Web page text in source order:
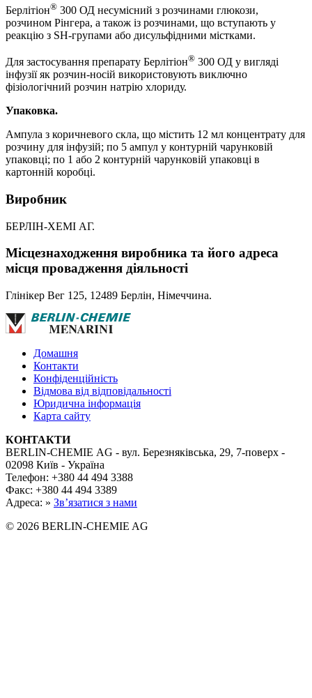
Берлітіон® 300 ОД несумісний з розчинами глюкози,
розчином Рінгера, а також із розчинами, що вступають у
реакцію з SH-групами або дисульфідними містками.
Для застосування препарату Берлітіон® 300 ОД у вигляді
інфузії як розчин-носій використовують виключно
фізіологічний розчин натрію хлориду.
Упаковка.
Ампула з коричневого скла, що містить 12 мл концентрату для
розчину для інфузій; по 5 ампул у контурній чарунковій
упаковці; по 1 або 2 контурній чарунковій упаковці в
картонній коробці.
Виробник
БЕРЛІН-ХЕМІ АГ.
Місцезнаходження виробника та його адреса
місця провадження діяльності
Глінікер Вег 125, 12489 Берлін, Німеччина.
Домашня
Контакти
Конфіденційність
Відмова від відповідальності
Юридична інформація
Карта сайту
КОНТАКТИ
BERLIN-CHEMIE AG - вул. Березняківська, 29, 7-поверх -
02098 Київ - Україна
Телефон: +380 44 494 3388
Факс: +380 44 494 3389
Адреса: » Зв’язатися з нами
© 2026 BERLIN-CHEMIE AG